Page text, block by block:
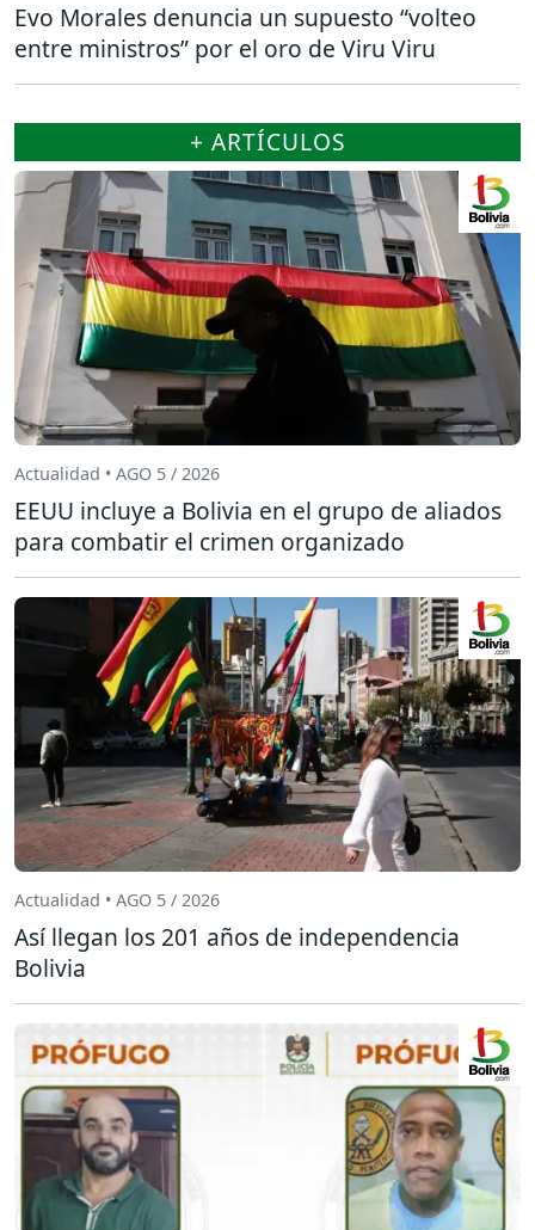
Evo Morales denuncia un supuesto “volteo
entre ministros” por el oro de Viru Viru
+ ARTÍCULOS
Actualidad • AGO 5 / 2026
EEUU incluye a Bolivia en el grupo de aliados
para combatir el crimen organizado
Actualidad • AGO 5 / 2026
Así llegan los 201 años de independencia
Bolivia